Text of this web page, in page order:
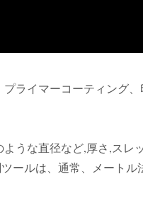
イマーコーティング
うな直径など,厚さ,ス
ルは、通常、メートル